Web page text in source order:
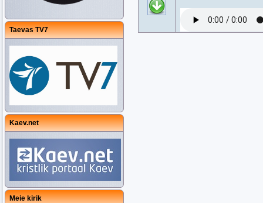
Taevas TV7
Kaev.net
Meie kirik